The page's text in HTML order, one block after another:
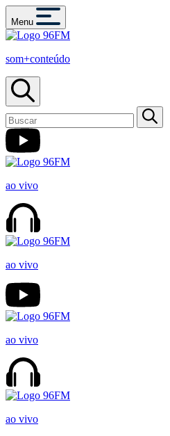
Menu
som+conteúdo
ao vivo
ao vivo
ao vivo
ao vivo